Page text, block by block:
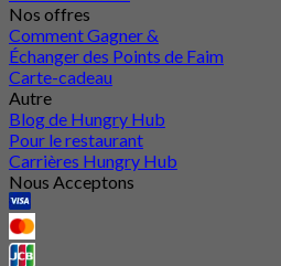
Nos offres
Comment Gagner &
Échanger des Points de Faim
Carte-cadeau
Autre
Blog de Hungry Hub
Pour le restaurant
Carrières Hungry Hub
Nous Acceptons